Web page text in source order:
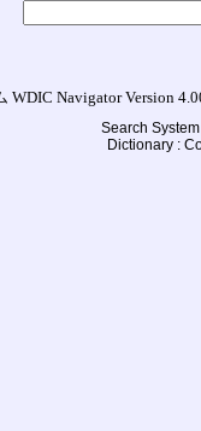
Navigator Version
Search
Dictionary :